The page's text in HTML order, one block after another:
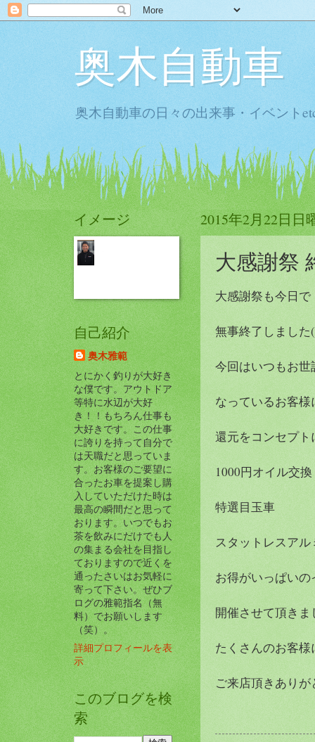
奥木自動車
奥木自動車の日々の出来事・イベント
2015年2月22日日
大感謝祭
大感謝祭も今日で
無事終了しました
今回はいつもお世
なっているお客様
還元をコンセプト
1000円オイル交換
特選目玉車
スタットレスア
お得がいっぱい
開催させて頂きま
たくさんのお客様
ご来店頂きあり
イメージ
自己紹介
奥木雅範
とにかく釣りが大好き
な僕です。アウトドア
等特に水辺が大好
き！！もちろん仕事も
大好きです。この仕事
に誇りを持って自分で
は天職だと思っていま
す。お客様のご要望に
合ったお車を提案し購
入していただけた時は
最高の瞬間だと思って
おります。いつでもお
茶を飲みにだけでも人
の集まる会社を目指し
ておりますので近くを
通ったさいはお気軽に
寄って下さい。ぜひブ
ログの雅範指名（無
料）でお願いします
（笑）。
詳細プロフィールを表
示
このブログを検
索